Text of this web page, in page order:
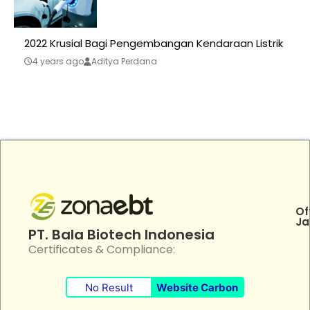
2022 Krusial Bagi Pengembangan Kendaraan Listrik
4 years ago Aditya Perdana
PT. Bala Biotech Indonesia
Certificates & Compliance:
No Result Website Carbon